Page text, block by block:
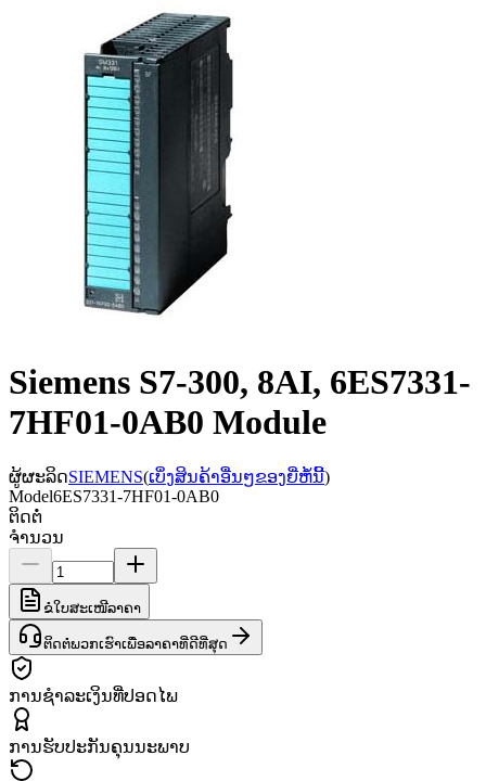
Siemens S7-300, 8AI, 6ES7331-
7HF01-0AB0 Module
ຜູ້ຜະລິດSIEMENS(ເບິ່ງສິນຄ້າອື່ນໆຂອງຍີ່ຫໍ້ນີ້)
Model6ES7331-7HF01-0AB0
ຕິດຕໍ່
ຈຳນວນ
ຂໍໃບສະເໜີລາຄາ
ຕິດຕໍ່ພວກເຮົາເພື່ອລາຄາທີ່ດີທີ່ສຸດ
ການຊຳລະເງິນທີ່ປອດໄພ
ການຮັບປະກັນຄຸນນະພາບ